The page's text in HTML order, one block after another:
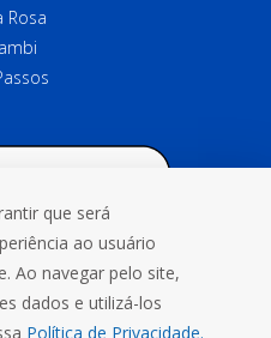
Rosa
que será
ao usuário
Ao navegar pelo site,
dados e utilizá-los
Política de Privacidade.